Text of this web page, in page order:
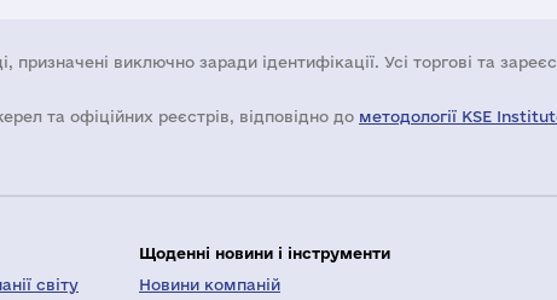
виключно заради ідентифікації. Усі торгові та
та офіційних реєстрів, відповідно до методології KSE
світу
Щоденні новини і інструменти
Новини компаній